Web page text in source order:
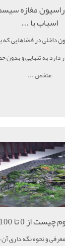
مغازه
اسباب با ...
داخلی در فضاهایی که
دارد به تنهایی و بدون
متخص ...
چیست از 0 تا 100
و نحوه نگه داری آن